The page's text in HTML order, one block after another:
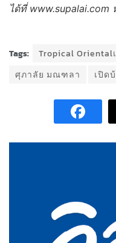
ได้ที่ www.supalai.com
Tags:
Tropical Oriental
ศุภาลัย มณฑลา
เปิด